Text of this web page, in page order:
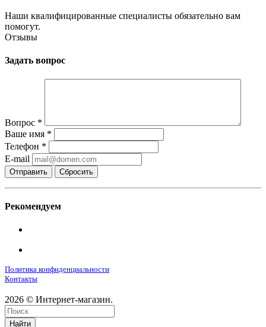
Наши квалифицированные специалисты обязательно вам
помогут.
Отзывы
Задать вопрос
Вопрос *
Ваше имя *
Телефон *
E-mail
Сбросить
Рекомендуем
Политика конфиденциальности
Контакты
2026 © Интернет-магазин.
Найти